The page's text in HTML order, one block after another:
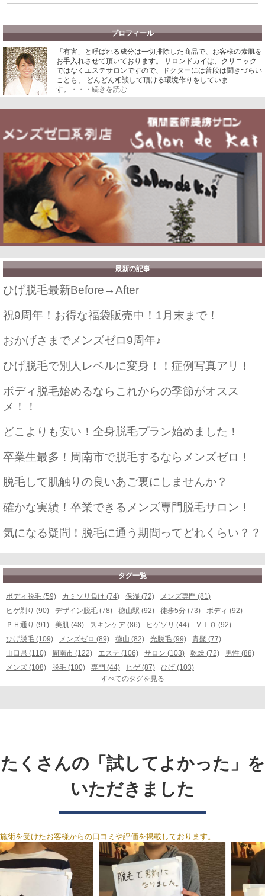
プロフィール
「有害」と呼ばれる成分は一切排除した商品で、お客様の素肌を
お手入れさせて頂いております。
サロンドカイは、クリニック
ではなくエステサロンですので、ドクターには普段は聞きづらい
ことも、 どんどん相談して頂ける環境作りをしていま
す。・・・ 続きを読む
最新の記事
ひげ脱毛最新Before→After
祝9周年！お得な福袋販売中！1月末まで！
おかげさまでメンズゼロ9周年♪
ひげ脱毛で別人レベルに変身！！症例写真アリ！
ボディ脱毛始めるならこれからの季節がオスス
メ！！
どこよりも安い！全身脱毛プラン始めました！
卒業生最多！周南市で脱毛するならメンズゼロ！
脱毛して肌触りの良いあご裏にしませんか？
確かな実績！卒業できるメンズ専門脱毛サロン！
気になる疑問！脱毛に通う期間ってどれくらい？？
タグ一覧
ボディ脱毛 (59) カミソリ負け (74) 保湿 (72)
メンズ専門 (81)
ヒゲ剃り (90)
デザイン脱毛 (78) 徳山駅 (92) 徒歩5分 (73)
ボディ (92)
ＰＨ通り (91)
美肌 (48) スキンケア (86) ヒゲソリ (44)
ＶＩＯ (92)
ひげ脱毛 (109)
メンズゼロ (89) 徳山 (82) 光脱毛 (99)
青髭 (77)
山口県 (110)
周南市 (122) エステ (106) サロン (103) 乾燥 (72)
男性 (88)
メンズ (108)
脱毛 (100) 専門 (44) ヒゲ (87)
ひげ (103)
すべてのタグを見る
たくさんの「試してよかった」を
いただきました
施術を受けたお客様からの口コミや評価を掲載しております。